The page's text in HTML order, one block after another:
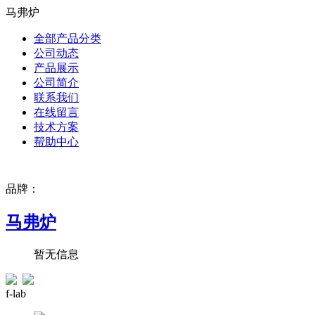
马弗炉
全部产品分类
公司动态
产品展示
公司简介
联系我们
在线留言
技术方案
帮助中心
品牌：
马弗炉
暂无信息
f-lab